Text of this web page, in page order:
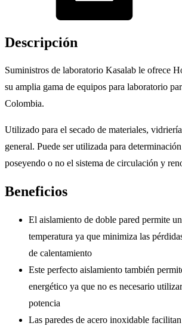
Descripción
Suministros de laboratorio Kasalab le ofrece
su amplia gama de equipos para laboratorio
Colombia.
Utilizado para el secado de materiales,
general. Puede ser utilizada para
poseyendo o no el sistema de circulación y
Beneficios
El aislamiento de doble pared permite
temperatura ya que minimiza las
de calentamiento
Este perfecto aislamiento también
energético ya que no es necesario
potencia
Las paredes de acero inoxidable